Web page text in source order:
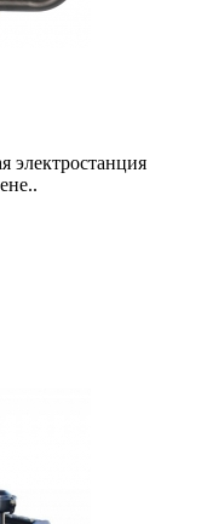
электростанция